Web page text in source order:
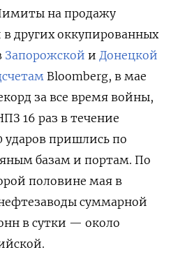
на продажу
других оккупированных
Запорожской и Донецкой
Bloomberg, в мае
за все время войны,
16 раз в течение
ударов пришлись по
базам и портам. По
половине мая в
суммарной
в сутки — около